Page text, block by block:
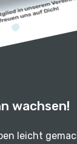
wachsen!
leicht